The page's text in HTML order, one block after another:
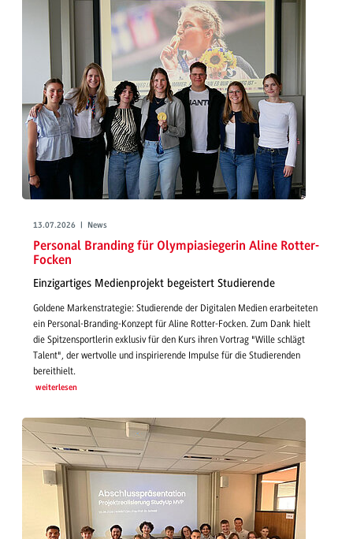
13.07.2026 | News
Personal Branding für Olympiasiegerin Aline Rotter-
Focken
Einzigartiges Medienprojekt begeistert Studierende
Goldene Markenstrategie: Studierende der Digitalen Medien erarbeiteten
ein Personal-Branding-Konzept für Aline Rotter-Focken. Zum Dank hielt
die Spitzensportlerin exklusiv für den Kurs ihren Vortrag "Wille schlägt
Talent", der wertvolle und inspirierende Impulse für die Studierenden
bereithielt.
weiterlesen